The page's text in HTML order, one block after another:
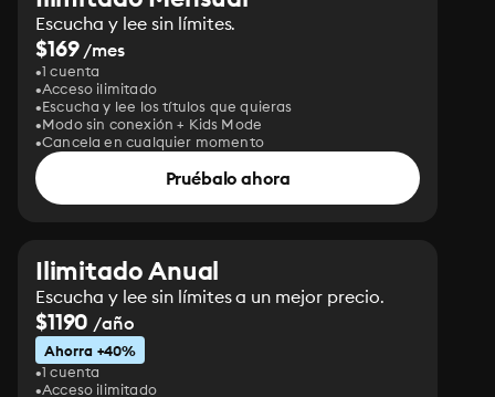
Escucha y lee sin límites.
$169/mes
1 cuenta
Acceso ilimitado
Escucha y lee los títulos que quieras
Modo sin conexión + Kids Mode
Cancela en cualquier momento
Pruébalo ahora
Ilimitado Anual
Escucha y lee sin límites a un mejor precio.
$1190 /año
Ahorra +40%
1 cuenta
Acceso ilimitado